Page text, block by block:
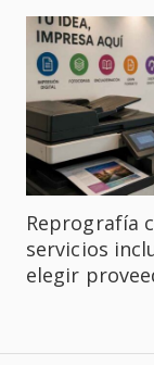
Reprografía
servicios
elegir